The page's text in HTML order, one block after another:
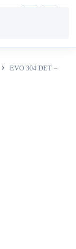
EVO 304 DET –